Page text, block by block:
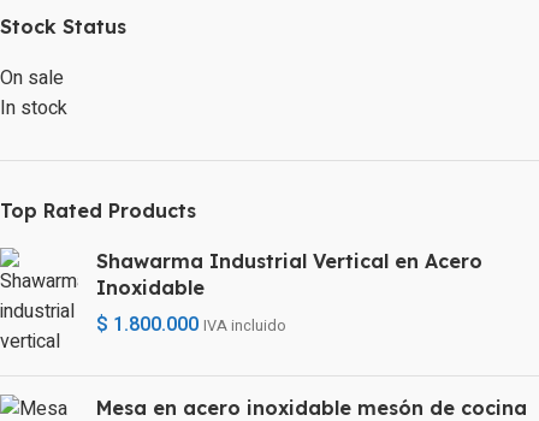
Stock Status
On sale
In stock
Top Rated Products
Shawarma Industrial Vertical en Acero
Inoxidable
$ 1.800.000 IVA incluido
Mesa en acero inoxidable mesón de cocina